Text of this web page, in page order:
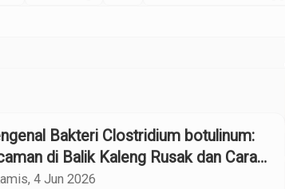
Bakteri Clostridium botulinum:
di Balik Kaleng Rusak dan Cara
Menginaktivasinya
4 Jun 2026